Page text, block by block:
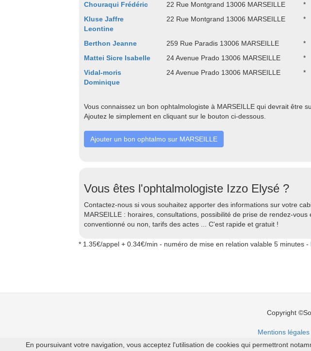
Chouraqui Frédéric
22 Rue Montgrand 13006 MARSEILLE
*
Kluse Jaffre
Leontine
22 Rue Montgrand 13006 MARSEILLE *
Berthon Jeanne 259 Rue Paradis 13006 MARSEILLE
*
Mattei Sicre Isabelle
24 Avenue Prado 13006 MARSEILLE
*
Vidal-moris
Dominique
24 Avenue Prado 13006 MARSEILLE *
Vous connaissez un bon ophtalmologiste à MARSEILLE qui devrait être
Ajoutez le simplement en cliquant sur le bouton ci-dessous.
Ajouter un bon ophtalmo sur MARSEILLE
Vous êtes l'ophtalmologiste Izzo Elysé ?
Contactez-nous si vous souhaitez apporter des informations sur votre
MARSEILLE : horaires, consultations, possibilité de prise de rendez-vous
conventionné ou non, tarifs des actes ... C'est rapide et gratuit !
* 1.35€/appel + 0.34€/min - numéro de mise en relation valable 5 minutes -
Copyright
Mentions légales
En poursuivant votre navigation, vous acceptez l'utilisation de cookies qui permettront